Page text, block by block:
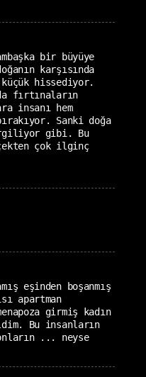
bir büyüye
karşısında
hissediyor.
fırtınaların
insanı hem
Sanki doğa
gibi. Bu
çok ilginç
eşinden boşanmış
apartman
girmiş kadın
Bu insanların
... neyse